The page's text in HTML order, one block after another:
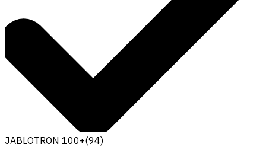
JABLOTRON 100+(94)